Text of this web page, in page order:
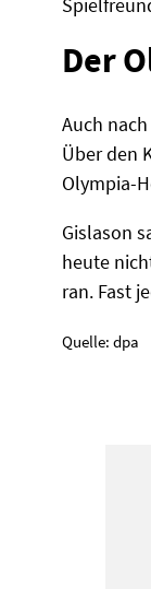
Der
Auch
Über den
Olympia-
Gislason
heute
ran. Fast
Quelle: dpa